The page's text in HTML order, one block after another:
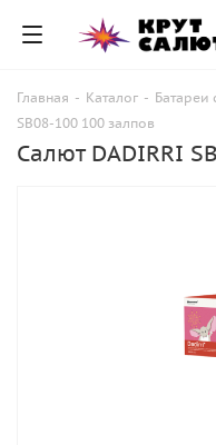
Главная - Каталог - Батареи
SB08-100 100 залпов
Cалют DADIRRI